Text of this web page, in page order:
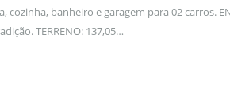
cozinha, banheiro e garagem para 02 carros.
TERRENO: 137,05…